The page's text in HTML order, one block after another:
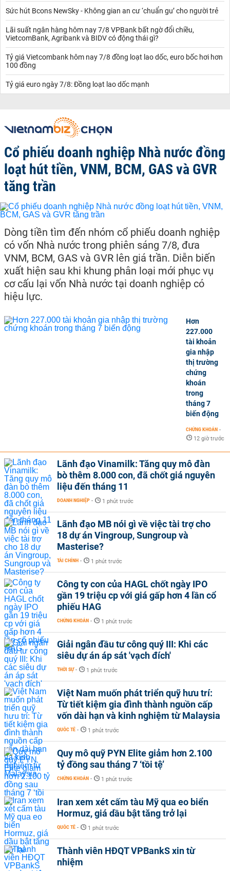
Sức hút Bcons NewSky - Không gian an cư ‘chuẩn gu’ cho người trẻ
Lãi suất ngân hàng hôm nay 7/8 VPBank bất ngờ đổi chiều,
VietcomBank, Agribank và BIDV có động thái gì?
Tỷ giá Vietcombank hôm nay 7/8 đồng loạt lao dốc, euro bốc hơi hơn
100 đồng
Tỷ giá euro ngày 7/8: Đồng loạt lao dốc mạnh
Cổ phiếu doanh nghiệp Nhà nước đồng
loạt hút tiền, VNM, BCM, GAS và GVR
tăng trần
Dòng tiền tìm đến nhóm cổ phiếu doanh nghiệp
có vốn Nhà nước trong phiên sáng 7/8, đưa
VNM, BCM, GAS và GVR lên giá trần. Diễn biến
xuất hiện sau khi khung phân loại mới phục vụ
cơ cấu lại vốn Nhà nước tại doanh nghiệp có
hiệu lực.
Hơn
227.000
tài khoản
gia nhập
thị trường
chứng
khoán
trong
tháng 7
biến động
CHỨNG KHOÁN -
12 giờ trước
Lãnh đạo Vinamilk: Tăng quy mô đàn
bò thêm 8.000 con, đã chốt giá nguyên
liệu đến tháng 11
DOANH NGHIỆP - 1 phút trước
Lãnh đạo MB nói gì về việc tài trợ cho
18 dự án Vingroup, Sungroup và
Masterise?
TÀI CHÍNH - 1 phút trước
Công ty con của HAGL chốt ngày IPO
gần 19 triệu cp với giá gấp hơn 4 lần cổ
phiếu HAG
CHỨNG KHOÁN - 1 phút trước
Giải ngân đầu tư công quý III: Khi các
siêu dự án áp sát 'vạch đích'
THỜI SỰ - 1 phút trước
Việt Nam muốn phát triển quỹ hưu trí:
Từ tiết kiệm gia đình thành nguồn cấp
vốn dài hạn và kinh nghiệm từ Malaysia
QUỐC TẾ - 1 phút trước
Quy mô quỹ PYN Elite giảm hơn 2.100
tỷ đồng sau tháng 7 ‘tồi tệ’
CHỨNG KHOÁN - 1 phút trước
Iran xem xét cấm tàu Mỹ qua eo biển
Hormuz, giá dầu bật tăng trở lại
QUỐC TẾ - 1 phút trước
Thành viên HĐQT VPBankS xin từ
nhiệm